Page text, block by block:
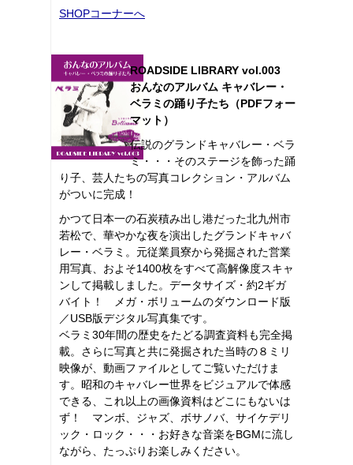
SHOPコーナーへ
ROADSIDE LIBRARY vol.003
おんなのアルバム キャバレー・
ベラミの踊り子たち（PDFフォー
マット）
伝説のグランドキャバレー・ベラ
ミ・・・そのステージを飾った踊
り子、芸人たちの写真コレクション・アルバム
がついに完成！
かつて日本一の石炭積み出し港だった北九州市
若松で、華やかな夜を演出したグランドキャバ
レー・ベラミ。元従業員寮から発掘された営業
用写真、およそ1400枚をすべて高解像度スキャ
ンして掲載しました。データサイズ・約2ギガ
バイト！ メガ・ボリュームのダウンロード版
／USB版デジタル写真集です。
ベラミ30年間の歴史をたどる調査資料も完全掲
載。さらに写真と共に発掘された当時の８ミリ
映像が、動画ファイルとしてご覧いただけま
す。昭和のキャバレー世界をビジュアルで体感
できる、これ以上の画像資料はどこにもないは
ず！ マンボ、ジャズ、ボサノバ、サイケデリ
ック・ロック・・・お好きな音楽をBGMに流し
ながら、たっぷりお楽しみください。